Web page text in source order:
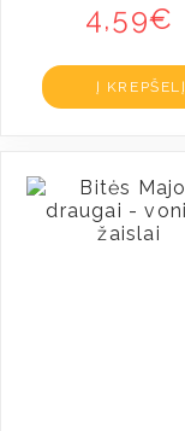
4,59€
Į KREPŠELĮ